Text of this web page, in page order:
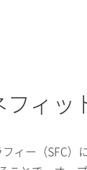
フィッ
ィー（SFC）